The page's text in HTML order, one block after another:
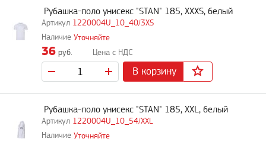
1220004U_10_40/3XS
Рубашка-поло унисекс "STAN" 185, XXXS, белый
Уточняйте
36 руб.
В корзину
1220004U_10_54/XXL
Рубашка-поло унисекс "STAN" 185, XXL, белый
Уточняйте